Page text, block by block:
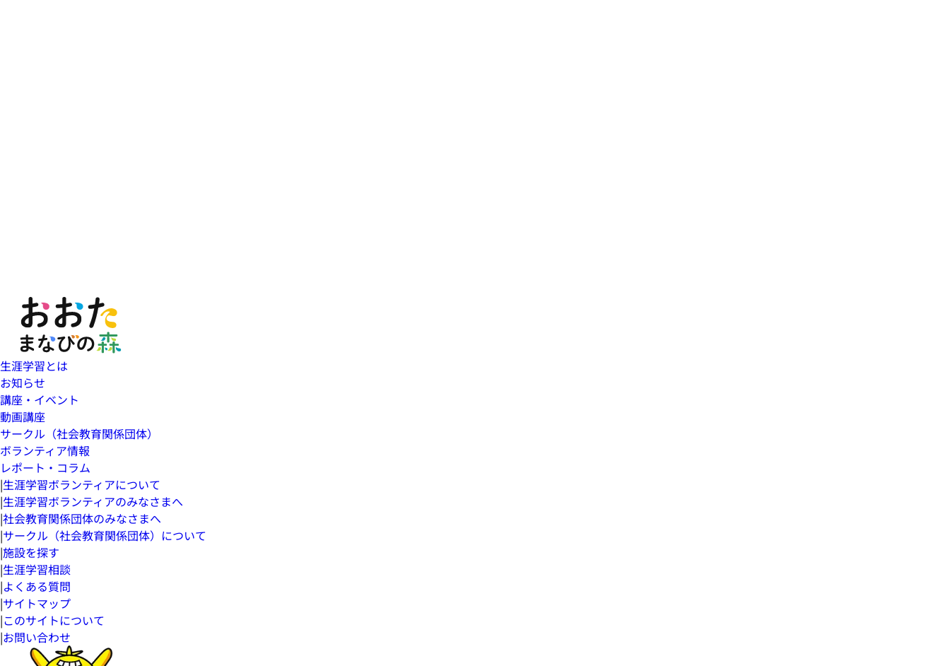
生涯学習とは
お知らせ
講座・イベント
動画講座
サークル（社会教育関係団体）
ボランティア情報
レポート・コラム
|生涯学習ボランティアについて
|生涯学習ボランティアのみなさまへ
|社会教育関係団体のみなさまへ
|サークル（社会教育関係団体）について
|施設を探す
|生涯学習相談
|よくある質問
|サイトマップ
|このサイトについて
|お問い合わせ